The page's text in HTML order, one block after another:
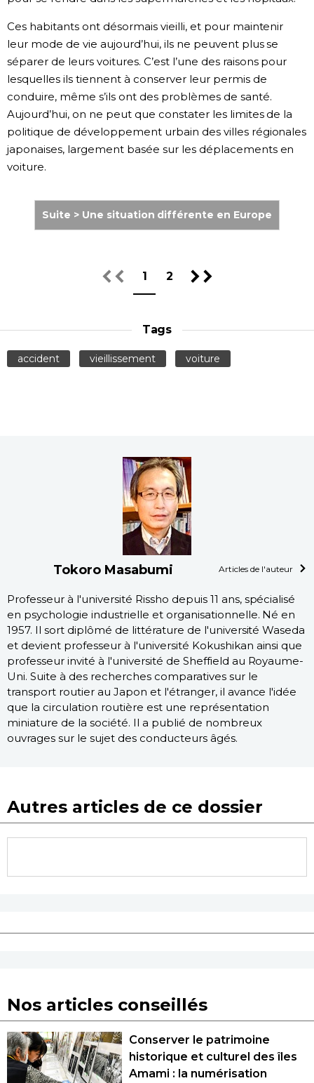
Ces habitants ont désormais vieilli, et pour maintenir
leur mode de vie aujourd’hui, ils ne peuvent plus se
séparer de leurs voitures. C’est l’une des raisons pour
lesquelles ils tiennent à conserver leur permis de
conduire, même s’ils ont des problèmes de santé.
Aujourd’hui, on ne peut que constater les limites de la
politique de développement urbain des villes régionales
japonaises, largement basée sur les déplacements en
voiture.
Suite > Une situation différente en Europe
1 2
Tags
accident vieillissement voiture
Tokoro Masabumi Articles de l'auteur
Professeur à l'université Rissho depuis 11 ans, spécialisé
en psychologie industrielle et organisationnelle. Né en
1957. Il sort diplômé de littérature de l'université Waseda
et devient professeur à l'université Kokushikan ainsi que
professeur invité à l'université de Sheffield au Royaume-
Uni. Suite à des recherches comparatives sur le
transport routier au Japon et l'étranger, il avance l'idée
que la circulation routière est une représentation
miniature de la société. Il a publié de nombreux
ouvrages sur le sujet des conducteurs âgés.
Autres articles de ce dossier
Nos articles conseillés
Conserver le patrimoine
historique et culturel des îles
Amami : la numérisation